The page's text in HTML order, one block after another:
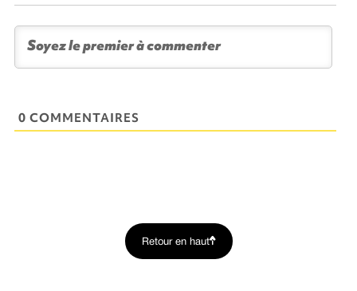
0 COMMENTAIRES
Retour en haut